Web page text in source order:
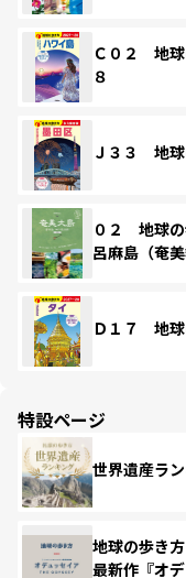
Ｃ０２ 地
８
Ｊ３３ 地
０２ 地球
呂麻島（奄
Ｄ１７ 地
特設ページ
世界遺産ラ
地球の歩き
最新作『オデ